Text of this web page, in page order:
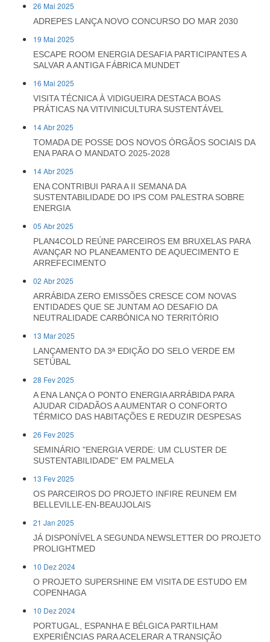
26 Mai 2025
ADREPES LANÇA NOVO CONCURSO DO MAR 2030
19 Mai 2025
ESCAPE ROOM ENERGIA DESAFIA PARTICIPANTES A
SALVAR A ANTIGA FÁBRICA MUNDET
16 Mai 2025
VISITA TÉCNICA À VIDIGUEIRA DESTACA BOAS
PRÁTICAS NA VITIVINICULTURA SUSTENTÁVEL
14 Abr 2025
TOMADA DE POSSE DOS NOVOS ÓRGÃOS SOCIAIS DA
ENA PARA O MANDATO 2025-2028
14 Abr 2025
ENA CONTRIBUI PARA A II SEMANA DA
SUSTENTABILIDADE DO IPS COM PALESTRA SOBRE
ENERGIA
05 Abr 2025
PLAN4COLD REÚNE PARCEIROS EM BRUXELAS PARA
AVANÇAR NO PLANEAMENTO DE AQUECIMENTO E
ARREFECIMENTO
02 Abr 2025
ARRÁBIDA ZERO EMISSÕES CRESCE COM NOVAS
ENTIDADES QUE SE JUNTAM AO DESAFIO DA
NEUTRALIDADE CARBÓNICA NO TERRITÓRIO
13 Mar 2025
LANÇAMENTO DA 3ª EDIÇÃO DO SELO VERDE EM
SETÚBAL
28 Fev 2025
A ENA LANÇA O PONTO ENERGIA ARRÁBIDA PARA
AJUDAR CIDADÃOS A AUMENTAR O CONFORTO
TÉRMICO DAS HABITAÇÕES E REDUZIR DESPESAS
26 Fev 2025
SEMINÁRIO "ENERGIA VERDE: UM CLUSTER DE
SUSTENTABILIDADE" EM PALMELA
13 Fev 2025
OS PARCEIROS DO PROJETO INFIRE REUNEM EM
BELLEVILLE-EN-BEAUJOLAIS
21 Jan 2025
JÁ DISPONÍVEL A SEGUNDA NEWSLETTER DO PROJETO
PROLIGHTMED
10 Dez 2024
O PROJETO SUPERSHINE EM VISITA DE ESTUDO EM
COPENHAGA
10 Dez 2024
PORTUGAL, ESPANHA E BÉLGICA PARTILHAM
EXPERIÊNCIAS PARA ACELERAR A TRANSIÇÃO